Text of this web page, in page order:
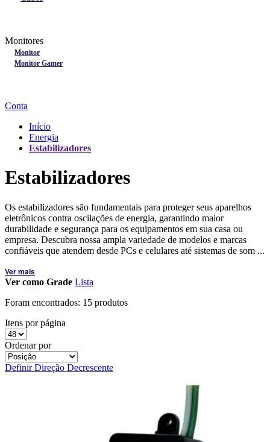
Monitores
Monitor
Monitor Gamer
Conta
Início
Energia
Estabilizadores
Estabilizadores
Os estabilizadores são fundamentais para proteger seus aparelhos
eletrônicos contra oscilações de energia, garantindo maior
durabilidade e segurança para os equipamentos em sua casa ou
empresa. Descubra nossa ampla variedade de modelos e marcas
confiáveis que atendem desde PCs e celulares até sistemas de som ...
Ver mais
Ver como Grade Lista
Foram encontrados: 15 produtos
Itens por página
Ordenar por
Definir Direção Decrescente